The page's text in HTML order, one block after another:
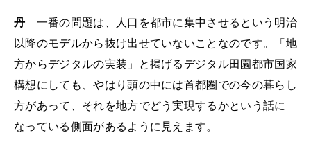
丹 一番の問題は、人口を都市に集中させるという明治
以降のモデルから抜け出せていないことなのです。「地
方からデジタルの実装」と掲げるデジタル田園都市国家
構想にしても、やはり頭の中には首都圏での今の暮らし
方があって、それを地方でどう実現するかという話に
なっている側面があるように見えます。